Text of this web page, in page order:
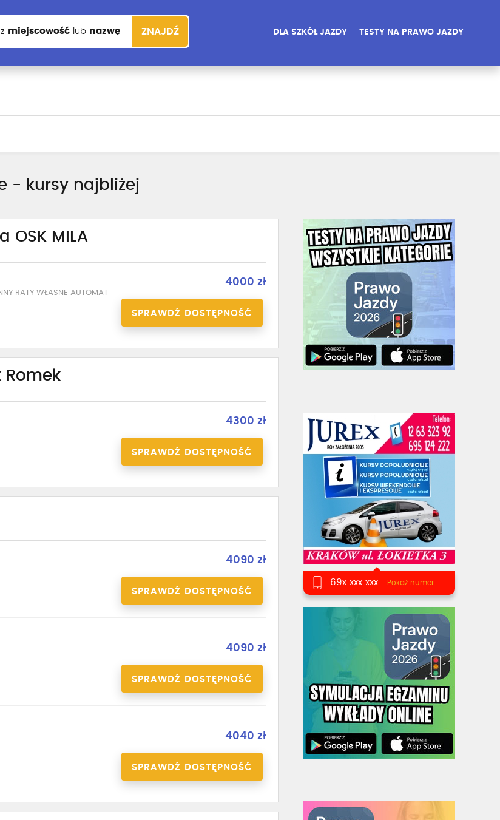
DLA SZKÓŁ JAZDY TESTY NA PRAWO JAZDY
miejscowość lub nazwę ZNAJDŹ
- kursy najbliżej
OSK MILA
RATY WŁASNE AUTOMAT
4000 zł
SPRAWDŹ DOSTĘPNOŚĆ
Romek
4300 zł
SPRAWDŹ DOSTĘPNOŚĆ
4090 zł
SPRAWDŹ DOSTĘPNOŚĆ
4090 zł
SPRAWDŹ DOSTĘPNOŚĆ
4040 zł
SPRAWDŹ DOSTĘPNOŚĆ
69x xxx xxx Pokaż numer